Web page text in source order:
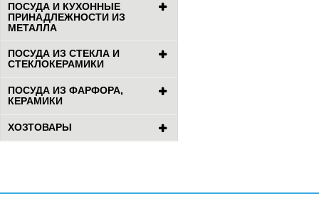
ПОСУДА И КУХОННЫЕ
ПРИНАДЛЕЖНОСТИ ИЗ
МЕТАЛЛА
ПОСУДА ИЗ СТЕКЛА И
СТЕКЛОКЕРАМИКИ
ПОСУДА ИЗ ФАРФОРА,
КЕРАМИКИ
ХОЗТОВАРЫ